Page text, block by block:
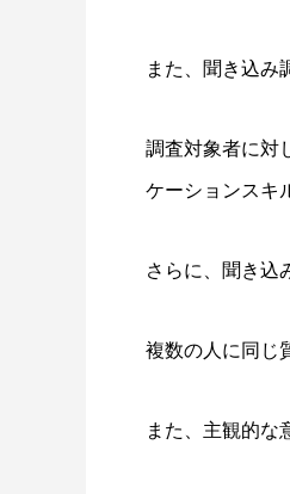
また、聞き込み
調査対象者に対
ケーションスキ
さらに、聞き込
複数の人に同じ
また、主観的な